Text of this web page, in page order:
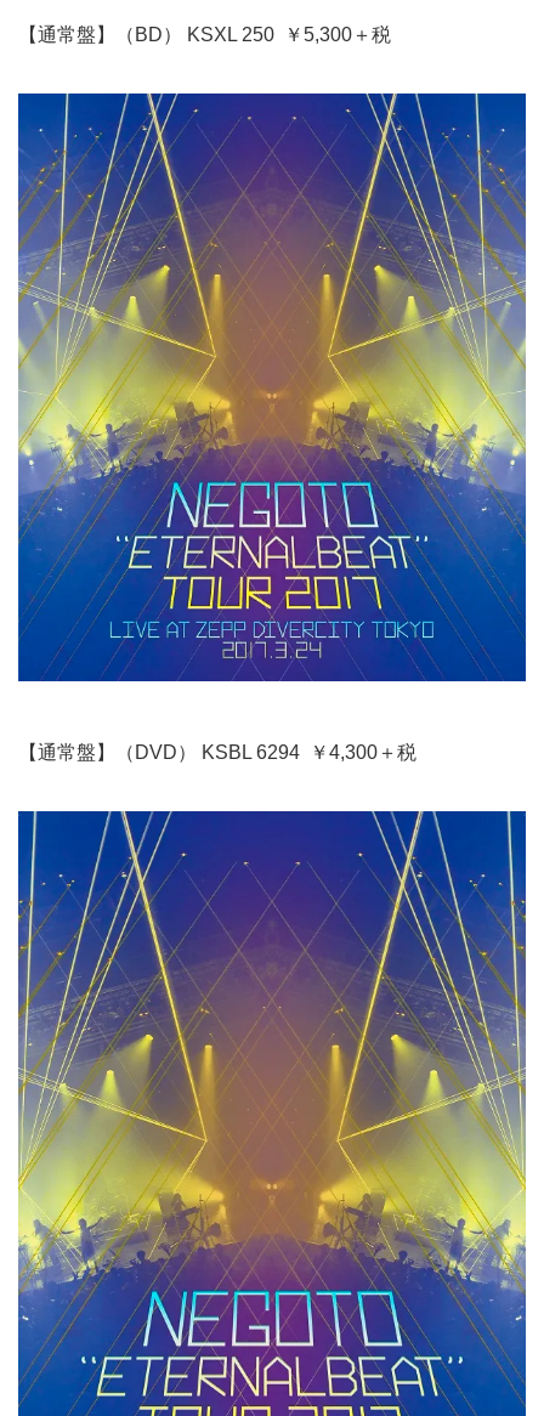
【通常盤】（BD） KSXL 250 ￥5,300＋税
【通常盤】（DVD） KSBL 6294 ￥4,300＋税